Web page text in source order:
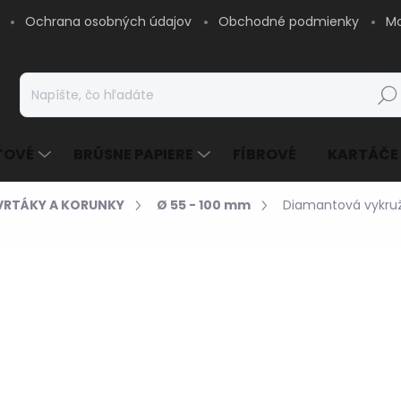
Ochrana osobných údajov Obchodné podmienky
Hľadať
A KORUNKY Ø 55 - 100 mm Diamantová